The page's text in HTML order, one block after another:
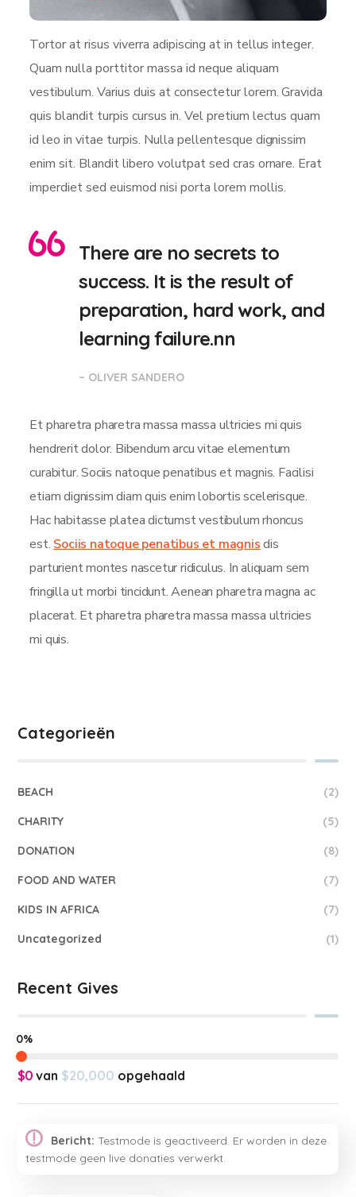
Tortor at risus viverra adipiscing at in tellus integer.
Quam nulla porttitor massa id neque aliquam
vestibulum. Varius duis at consectetur lorem. Gravida
quis blandit turpis cursus in. Vel pretium lectus quam
id leo in vitae turpis. Nulla pellentesque dignissim
enim sit. Blandit libero volutpat sed cras ornare. Erat
imperdiet sed euismod nisi porta lorem mollis.
There are no secrets to
success. It is the result of
preparation, hard work, and
learning failure.nn
– OLIVER SANDERO
Et pharetra pharetra massa massa ultricies mi quis
hendrerit dolor. Bibendum arcu vitae elementum
curabitur. Sociis natoque penatibus et magnis. Facilisi
etiam dignissim diam quis enim lobortis scelerisque.
Hac habitasse platea dictumst vestibulum rhoncus
est. Sociis natoque penatibus et magnisdis
parturient montes nascetur ridiculus. In aliquam sem
fringilla ut morbi tincidunt. Aenean pharetra magna ac
placerat. Et pharetra pharetra massa massa ultricies
mi quis.
Categorieën
BEACH (2)
CHARITY (5)
DONATION (8)
FOOD AND WATER (7)
KIDS IN AFRICA (7)
Uncategorized (1)
Recent Gives
$0 van $20,000 opgehaald
0%
Bericht: Testmode is geactiveerd. Er worden in deze
testmode geen live donaties verwerkt.